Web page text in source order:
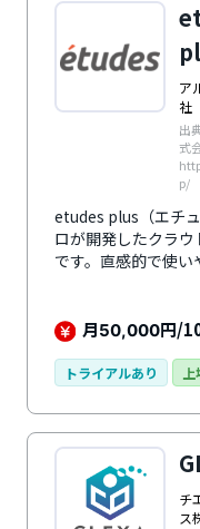
ア
社
出
式
p/
etudes plus（エチ
ロが開発したクラウ
です。直感的で使
部門・部署をまた
ティ体制も万全で
けでなく、eラーニ
月50,000円/
トライアルあり
チ
ス